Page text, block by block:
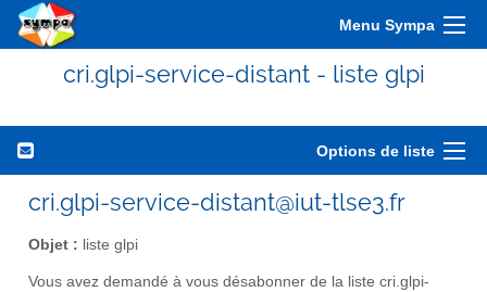
Menu Sympa
cri.glpi-service-distant - liste glpi
Options de liste
cri.glpi-service-distant@iut-tlse3.fr
Objet : liste glpi
Vous avez demandé à vous désabonner de la liste cri.glpi-